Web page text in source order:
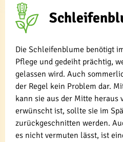
Die Schleifenblume benötigt
Pflege und gedeiht prächtig,
gelassen wird. Auch
der Regel kein Problem dar.
kann sie aus der Mitte heraus
erwünscht ist, sollte sie im
zurückgeschnitten werden.
es nicht vermuten lässt, ist